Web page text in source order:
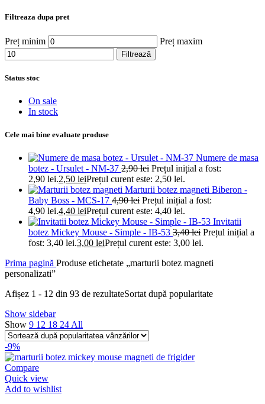
Filtreaza dupa pret
Preț minim Preț maxim
Filtrează
Status stoc
On sale
In stock
Cele mai bine evaluate produse
Numere de masa
botez - Ursulet - NM-37 2,90lei Prețul inițial a fost:
2,90 lei.2,50 leiPrețul curent este: 2,50 lei.
Marturii botez magneti Biberon -
Baby Boss - MCS-17 4,90lei Prețul inițial a fost:
4,90 lei.4,40 leiPrețul curent este: 4,40 lei.
Invitatii
botez Mickey Mouse - Simple - IB-53 3,40lei Prețul inițial a
fost: 3,40 lei.3,00 leiPrețul curent este: 3,00 lei.
Prima pagină Produse etichetate „marturii botez magneti
personalizati”
Afișez 1 - 12 din 93 de rezultateSortat după popularitate
Show sidebar
Show 9 12 18 24 All
-9%
Compare
Quick view
Add to wishlist